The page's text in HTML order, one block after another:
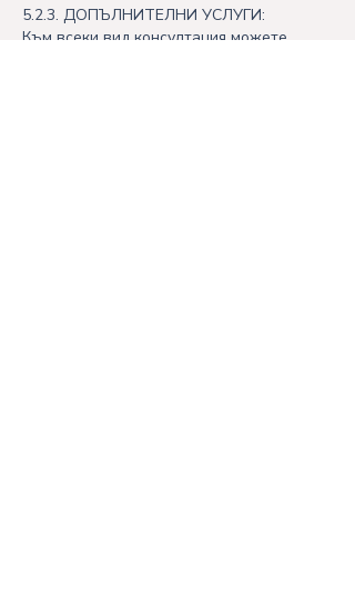
5.2.3. ДОПЪЛНИТЕЛНИ УСЛУГИ:
Към всеки вид консултация можете